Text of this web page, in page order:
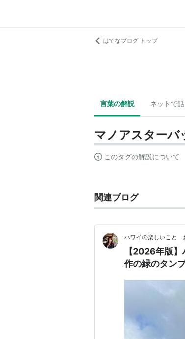
はてなブログ トップ
言葉の解説 ネットで
マノアスターバ
このタグの解説について
関連ブログ
ハワイの楽しいこと
【2026年版
作の緑のタン